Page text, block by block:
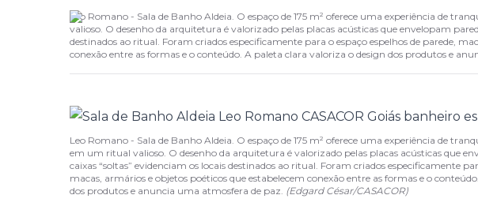
Leo Romano - Sala de Banho Aldeia. O espaço de 175 m² oferece uma experiência de
valioso. O desenho da arquitetura é valorizado pelas placas acústicas que envelopam
destinados ao ritual. Foram criados especificamente para o espaço espelhos de parede,
conexão entre as formas e o conteúdo. A paleta clara valoriza o design dos produtos e
Leo Romano - Sala de Banho Aldeia. O espaço de 175 m² oferece uma experiência de
em um ritual valioso. O desenho da arquitetura é valorizado pelas placas acústicas que
caixas “soltas” evidenciam os locais destinados ao ritual. Foram criados especificamente
macas, armários e objetos poéticos que estabelecem conexão entre as formas e o
dos produtos e anuncia uma atmosfera de paz. (Edgard César/CASACOR)